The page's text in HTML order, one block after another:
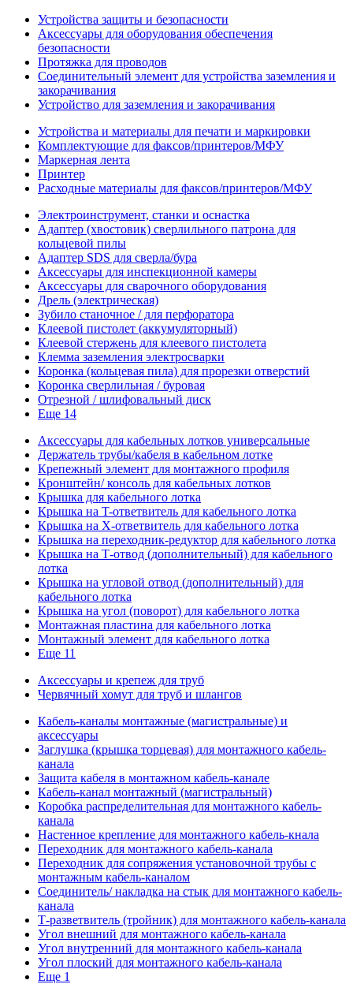
Устройства защиты и безопасности
Аксессуары для оборудования обеспечения
безопасности
Протяжка для проводов
Соединительный элемент для устройства заземления и
закорачивания
Устройство для заземления и закорачивания
Устройства и материалы для печати и маркировки
Комплектующие для факсов/принтеров/МФУ
Маркерная лента
Принтер
Расходные материалы для факсов/принтеров/МФУ
Электроинструмент, станки и оснастка
Адаптер (хвостовик) сверлильного патрона для
кольцевой пилы
Адаптер SDS для сверла/бура
Аксессуары для инспекционной камеры
Аксессуары для сварочного оборудования
Дрель (электрическая)
Зубило станочное / для перфоратора
Клеевой пистолет (аккумуляторный)
Клеевой стержень для клеевого пистолета
Клемма заземления электросварки
Коронка (кольцевая пила) для прорезки отверстий
Коронка сверлильная / буровая
Отрезной / шлифовальный диск
Еще 14
Аксессуары для кабельных лотков универсальные
Держатель трубы/кабеля в кабельном лотке
Крепежный элемент для монтажного профиля
Кронштейн/ консоль для кабельных лотков
Крышка для кабельного лотка
Крышка на T-ответвитель для кабельного лотка
Крышка на X-ответвитель для кабельного лотка
Крышка на переходник-редуктор для кабельного лотка
Крышка на Т-отвод (дополнительный) для кабельного
лотка
Крышка на угловой отвод (дополнительный) для
кабельного лотка
Крышка на угол (поворот) для кабельного лотка
Монтажная пластина для кабельного лотка
Монтажный элемент для кабельного лотка
Еще 11
Аксессуары и крепеж для труб
Червячный хомут для труб и шлангов
Кабель-каналы монтажные (магистральные) и
аксессуары
Заглушка (крышка торцевая) для монтажного кабель-
канала
Защита кабеля в монтажном кабель-канале
Кабель-канал монтажный (магистральный)
Коробка распределительная для монтажного кабель-
канала
Настенное крепление для монтажного кабель-кнала
Переходник для монтажного кабель-канала
Переходник для сопряжения установочной трубы с
монтажным кабель-каналом
Соединитель/ накладка на стык для монтажного кабель-
канала
Т-разветвитель (тройник) для монтажного кабель-канала
Угол внешний для монтажного кабель-канала
Угол внутренний для монтажного кабель-канала
Угол плоский для монтажного кабель-канала
Еще 1